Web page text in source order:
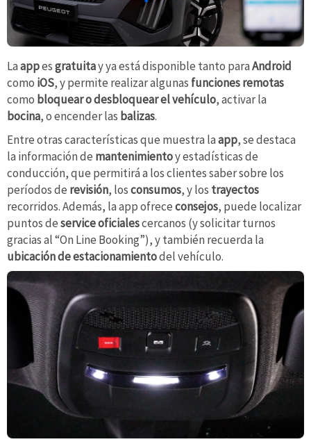
Laappesgratuitay ya está disponible tanto paraAndroid
como iOS, y permite realizar algunas funciones remotas
como bloquear o desbloquear el vehículo, activar la
bocina, o encender las balizas.
Entre otras características que muestra laapp, se destaca
la información de mantenimientoy estadísticas de
conducción, que permitirá a los clientes saber sobre los
períodos de revisión, losconsumos, y los trayectos
recorridos. Además, la app ofrececonsejos, puede localizar
puntos deservice oficialescercanos (y solicitar turnos
gracias al “On Line Booking”), y también recuerda la
ubicación de estacionamientodel vehículo.